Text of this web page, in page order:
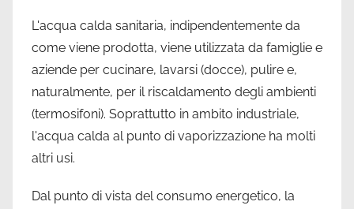
L'acqua calda sanitaria, indipendentemente da
come viene prodotta, viene utilizzata da famiglie e
aziende per cucinare, lavarsi (docce), pulire e,
naturalmente, per il riscaldamento degli ambienti
(termosifoni). Soprattutto in ambito industriale,
l'acqua calda al punto di vaporizzazione ha molti
altri usi.
Dal punto di vista del consumo energetico, la